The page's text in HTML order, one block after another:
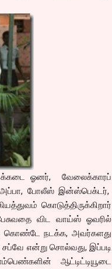
ஓனர், வேலைக்காரப்
போலீஸ் இன்ஸ்பெக்டர்,
கொடுத்திருக்கிறார்
விட வாய்ஸ் ஓவரில்
கொண்டே நடக்க, அவர்களது
சப்வே என்று சொல்வது, இப்படி
ஆட்டிட்டியூடை